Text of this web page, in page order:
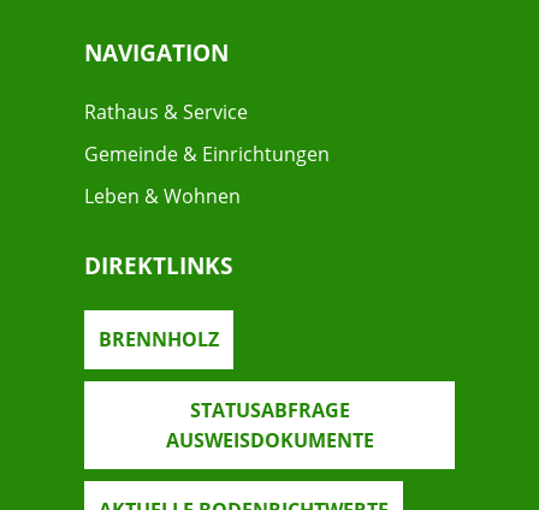
NAVIGATION
Rathaus & Service
Gemeinde & Einrichtungen
Leben & Wohnen
DIREKTLINKS
BRENNHOLZ
STATUSABFRAGE
AUSWEISDOKUMENTE